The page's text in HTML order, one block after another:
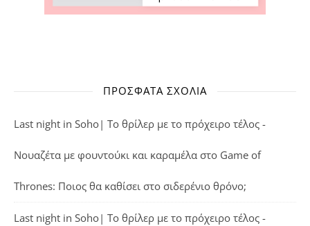
ΠΡΌΣΦΑΤΑ ΣΧΌΛΙΑ
Last night in Soho| Το θρίλερ με το πρόχειρο τέλος -
Νουαζέτα με φουντούκι και καραμέλα στο Game of
Thrones: Ποιος θα καθίσει στο σιδερένιο θρόνο;
Last night in Soho| Το θρίλερ με το πρόχειρο τέλος -